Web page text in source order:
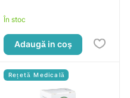
În stoc
Adaugă in coş
Rețetă Medicală